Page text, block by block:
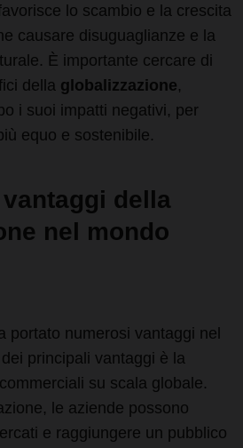
lo scambio e la crescita
causare disuguaglianze e la
È importante cercare di
della globalizzazione,
i suoi impatti negativi, per
equo e sostenibile.
della
nel mondo
portato numerosi vantaggi nel
principali vantaggi è la
su scala globale.
le aziende possono
e raggiungere un pubblico